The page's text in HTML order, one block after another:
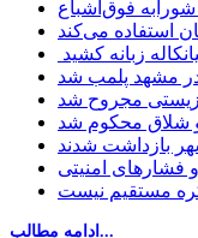
استفاده می‌کند
زبانه کشید
مشهد پلمب شد
زیستی مجروح شد
شلاق محکوم شد
بازداشت شدند
فشارهای امنیتی
مستقیم نیست
ادامه مطالب...